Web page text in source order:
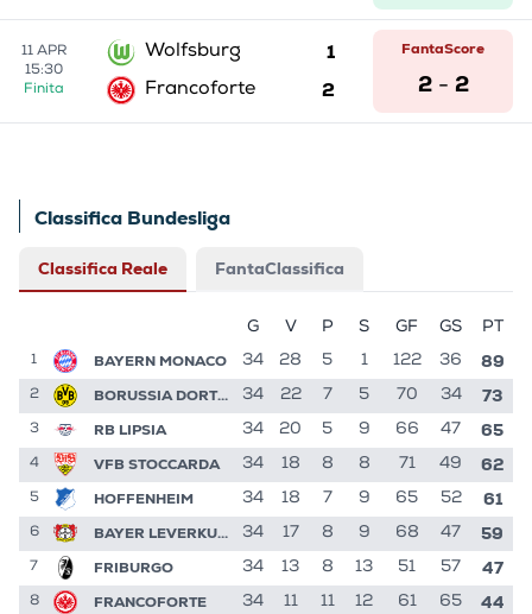
11 APR
15:30
Finita
Wolfsburg 1
Francoforte 2
FantaScore
2 - 2
Classifica Bundesliga
Classifica Reale FantaClassifica
G V P S GF GS PT
1 BAYERN MONACO 34 28 5 1 122 36 89
2 BORUSSIA DORTMUND 34 22 7 5 70 34 73
3 RB LIPSIA 34 20 5 9 66 47 65
4 VFB STOCCARDA 34 18 8 8 71 49 62
5 HOFFENHEIM 34 18 7 9 65 52 61
6 BAYER LEVERKUSEN 34 17 8 9 68 47 59
7 FRIBURGO 34 13 8 13 51 57 47
8 FRANCOFORTE 34 11 11 12 61 65 44